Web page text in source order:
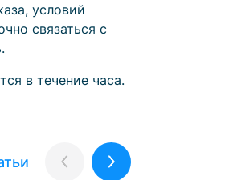
условий
связаться с
в течение часа.
Назад Вперёд